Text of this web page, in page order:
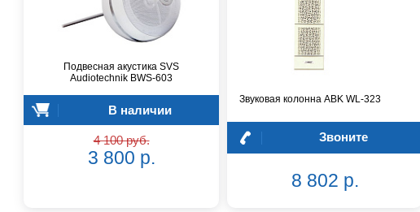
Подвесная акустика SVS
Audiotechnik BWS-603
В наличии
4 100 руб.
3 800 р.
Звуковая колонна ABK WL-323
Звоните
8 802 р.